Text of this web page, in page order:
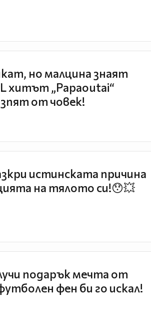
но малцина знаят
хитът „Papaoutai“
от човек!
истинската причина
на тялото си!😯💥
подарък мечта от
фен би го искал!